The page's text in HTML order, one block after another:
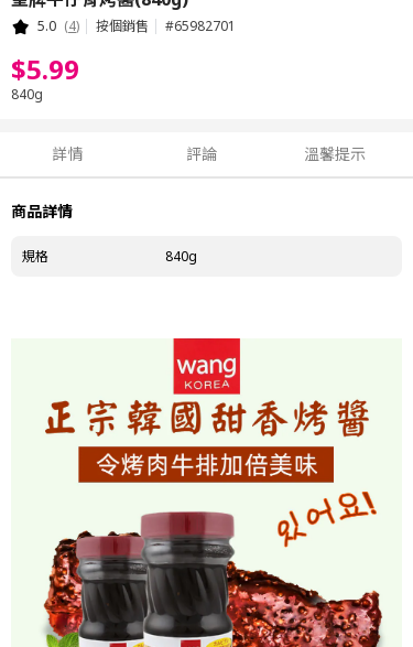
5.0 (4) 按個銷售 #65982701
$5.99
840g
詳情 評論 溫馨提示
商品詳情
規格 840g